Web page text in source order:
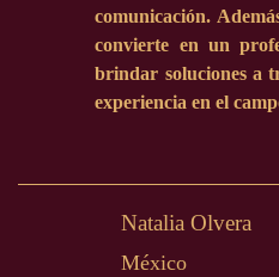
comunicación.
convierte en un
brindar soluciones a
experiencia en el
Natalia Olvera
México